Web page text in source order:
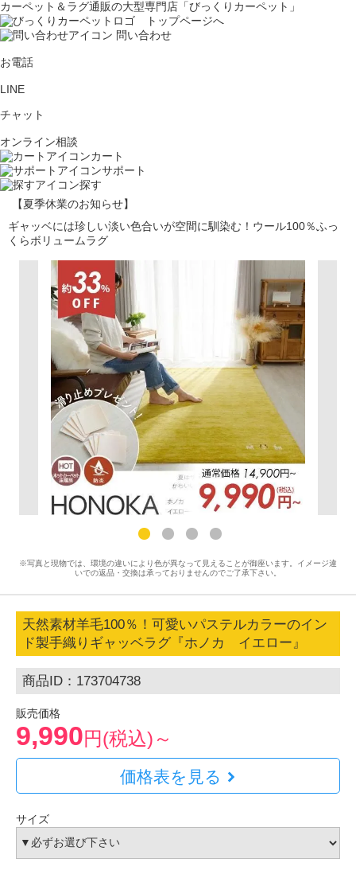
カーペット＆ラグ通販の大型専門店「びっくりカーペット」
問い合わせ
お電話
LINE
チャット
オンライン相談
カート
サポート
探す
【夏季休業のお知らせ】
ギャッベには珍しい淡い色合いが空間に馴染む！ウール100％ふっ
くらボリュームラグ
※写真と現物では、環境の違いにより色が異なって見えることが御座います。イメージ違
いでの返品・交換は承っておりませんのでご了承下さい。
天然素材羊毛100％！可愛いパステルカラーのイン
ド製手織りギャッベラグ『ホノカ イエロー』
商品ID：173704738
販売価格
9,990円(税込)～
価格表を見る
サイズ